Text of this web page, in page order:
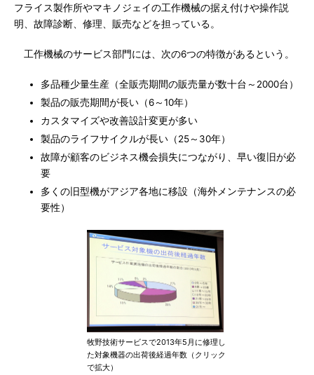
フライス製作所やマキノジェイの工作機械の据え付けや操作説
明、故障診断、修理、販売などを担っている。
工作機械のサービス部門には、次の6つの特徴があるという。
多品種少量生産（全販売期間の販売量が数十台～2000台）
製品の販売期間が長い（6～10年）
カスタマイズや改善設計変更が多い
製品のライフサイクルが長い（25～30年）
故障が顧客のビジネス機会損失につながり、早い復旧が必
要
多くの旧型機がアジア各地に移設（海外メンテナンスの必
要性）
牧野技術サービスで2013年5月に修理し
た対象機器の出荷後経過年数（クリック
で拡大）